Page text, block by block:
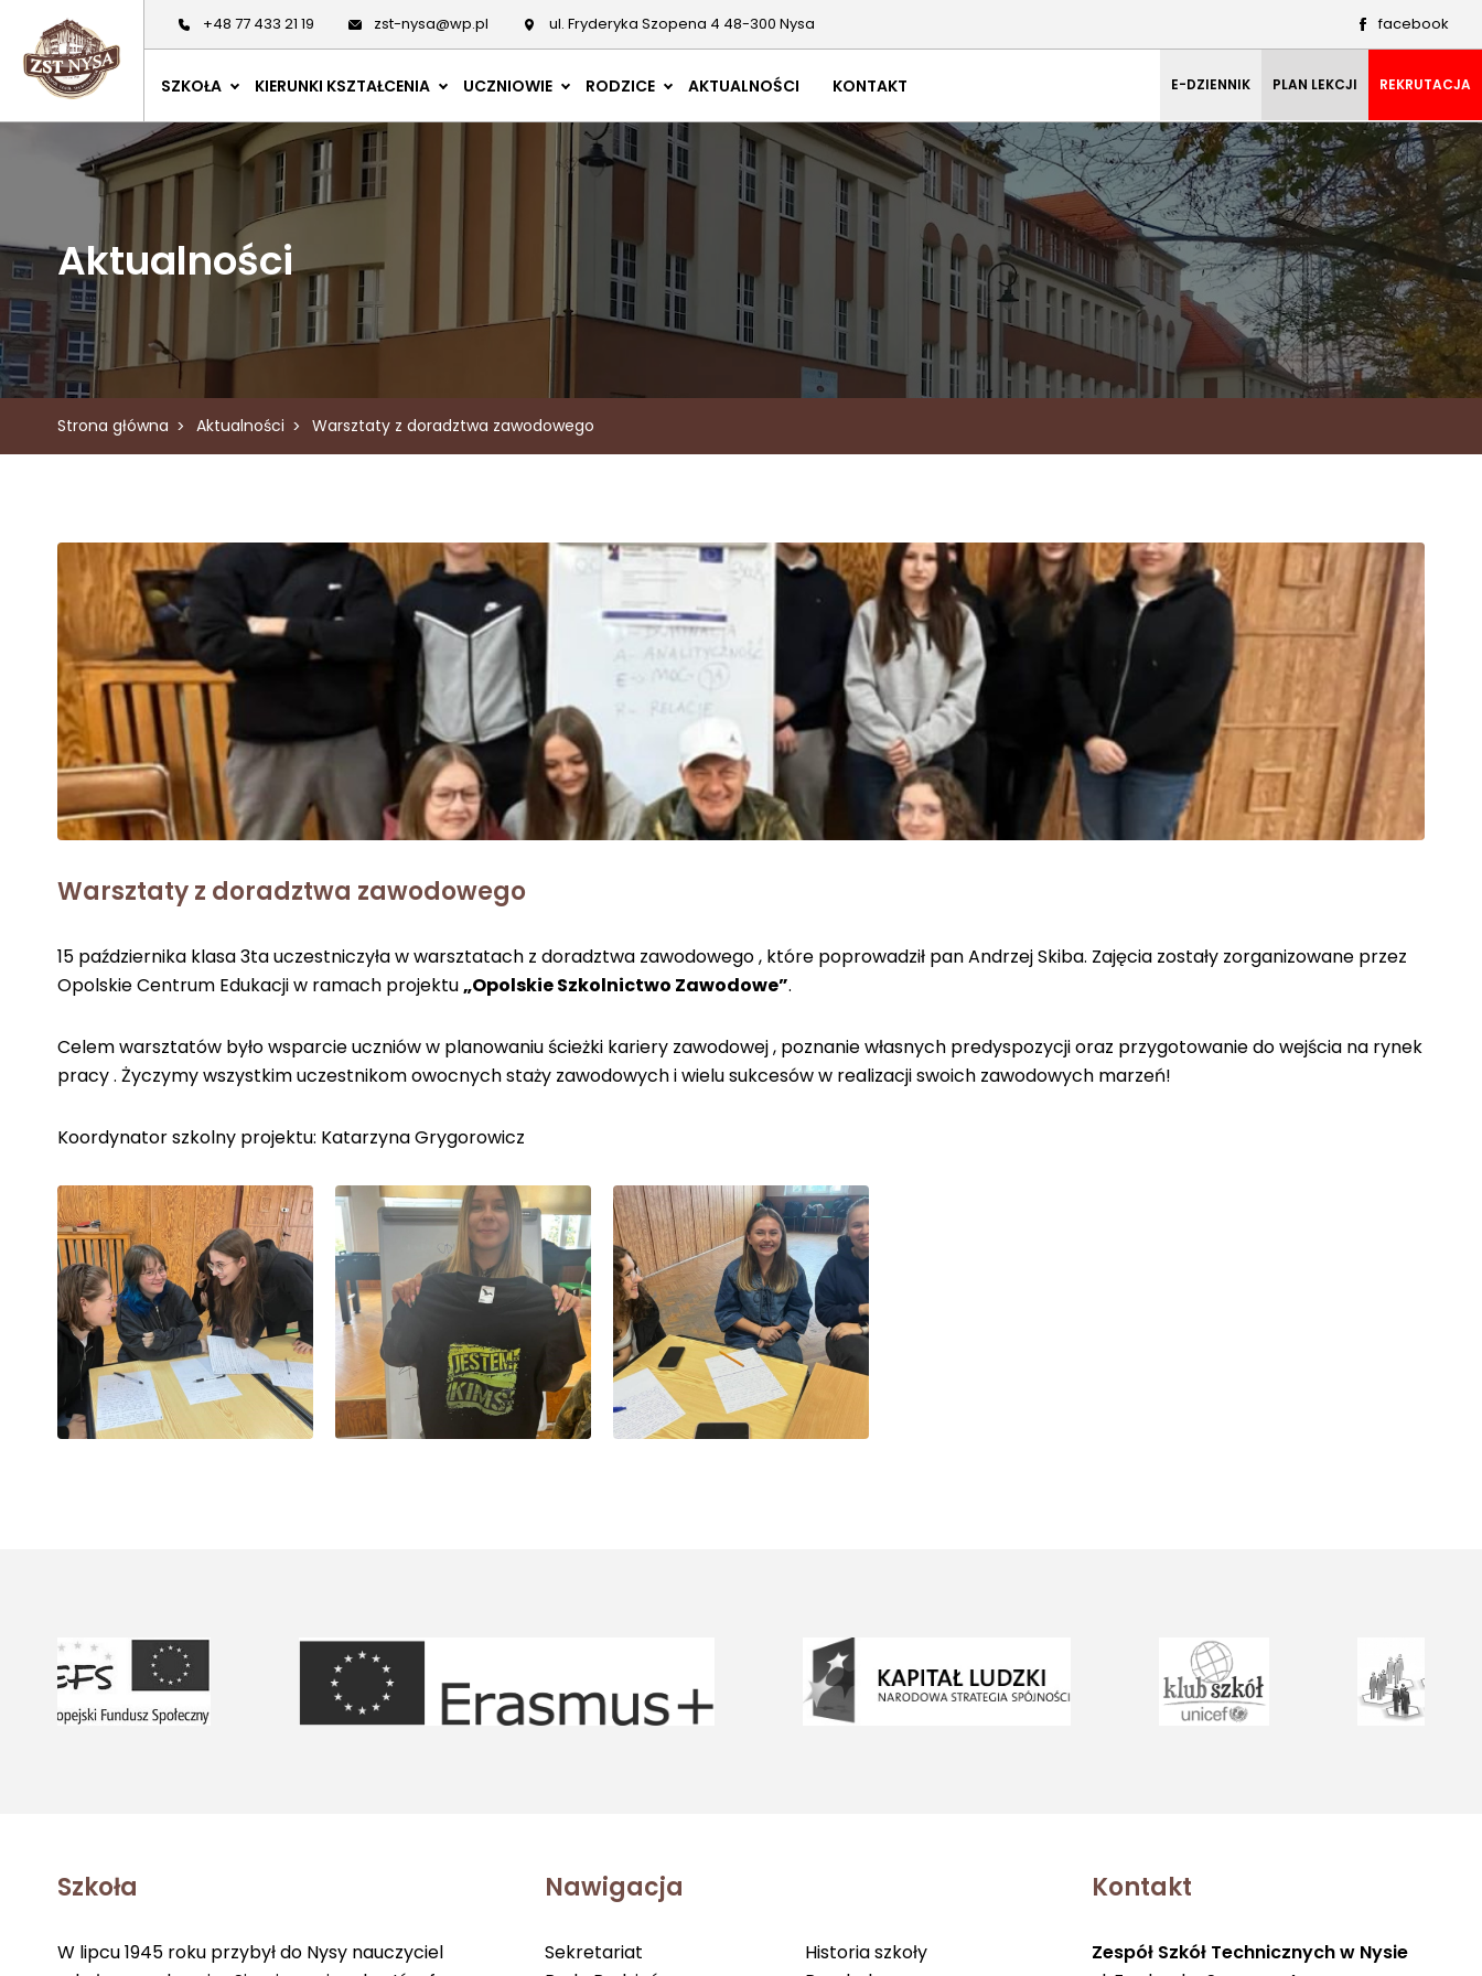
+48 77 433 21 19 zst-nysa@wp.pl ul. Fryderyka Szopena 4 48-300 Nysa facebook
SZKOŁA KIERUNKI KSZTAŁCENIA UCZNIOWIE RODZICE AKTUALNOŚCI KONTAKT E-DZIENNIK PLAN LEKCJI REKRUTACJA
Aktualności
Strona główna Aktualności Warsztaty z doradztwa zawodowego
Warsztaty z doradztwa zawodowego
15 października klasa 3ta uczestniczyła w warsztatach z doradztwa zawodowego , które poprowadził pan Andrzej Skiba. Zajęcia zostały zorganizowane przez
Opolskie Centrum Edukacji w ramach projektu„Opolskie Szkolnictwo Zawodowe”.
Celem warsztatów było wsparcie uczniów w planowaniu ścieżki kariery zawodowej , poznanie własnych predyspozycji oraz przygotowanie do wejścia na rynek
pracy . Życzymy wszystkim uczestnikom owocnych staży zawodowych i wielu sukcesów w realizacji swoich zawodowych marzeń!
Koordynator szkolny projektu: Katarzyna Grygorowicz
Szkoła
W lipcu 1945 roku przybył do Nysy nauczyciel
Nawigacja
Sekretariat
Historia szkoły
Kontakt
Zespół Szkół Technicznych w Nysie